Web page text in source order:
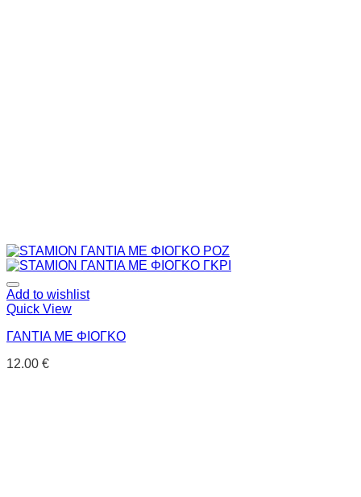
Add to wishlist
Quick View
ΓΑΝΤΙΑ ΜΕ ΦΙΟΓΚΟ
12.00 €